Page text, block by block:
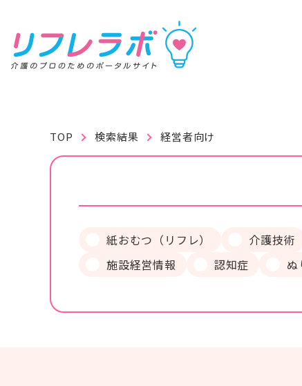
キー
#紙おむつ（リフレ） #介護技術
TOP 検索結果 経営者向け
紙おむつ（リフレ） 介護技術
施設経営情報
認知症 ぬ